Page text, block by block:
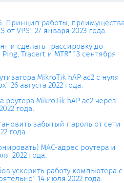
Принцип работы,
от VPS" 27 января 2023 года.
и сделать трассировку до
Tracert и MTR" 13 сентября
MikroTik hAP ac2 с нуля
26 августа 2022 года.
роутера MikroTik hAP ac2 через
года.
забытый пароль от сети
года.
MAC-адрес роутера и
2022 года.
ускорить работу компьютера с
14 июля 2022 года.